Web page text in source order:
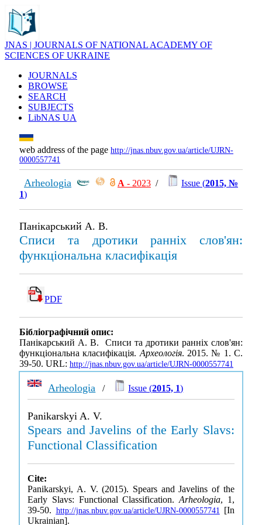
JNAS | JOURNALS OF NATIONAL ACADEMY OF
SCIENCES OF UKRAINE
JOURNALS
BROWSE
SEARCH
SUBJECTS
LibNAS UA
web address of the page http://jnas.nbuv.gov.ua/article/UJRN-
0000557741
Arheologia А - 2023 / Issue (2015, №
1)
Панікарський А. В.
Списи та дротики ранніх слов'ян:
функціональна класифікація
PDF
Бібліографічний опис:
Панікарський А. В. Списи та дротики ранніх слов'ян:
функціональна класифікація.Археологія. 2015. № 1. С.
39-50. URL: http://jnas.nbuv.gov.ua/article/UJRN-0000557741
Arheologia / Issue (2015, 1)
Panikarskyi A. V.
Spears and Javelins of the Early Slavs:
Functional Classification
Cite:
Panikarskyi, A. V. (2015). Spears and Javelins of the
Early Slavs: Functional Classification.Arheologia, 1,
39-50. http://jnas.nbuv.gov.ua/article/UJRN-0000557741 [In
Ukrainian].